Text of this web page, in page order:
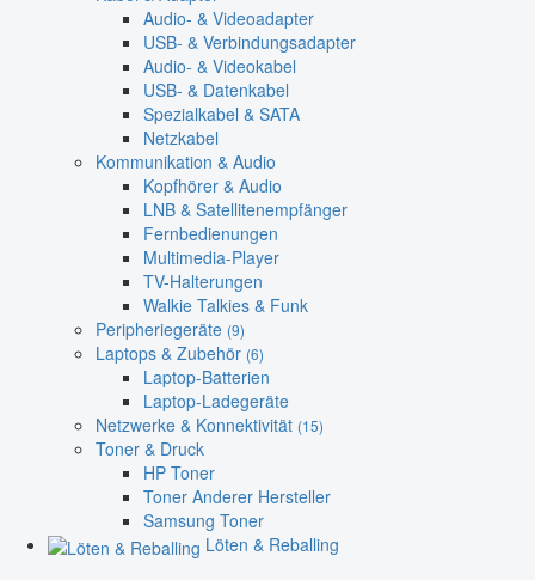
Audio- & Videoadapter
USB- & Verbindungsadapter
Audio- & Videokabel
USB- & Datenkabel
Spezialkabel & SATA
Netzkabel
Kommunikation & Audio
Kopfhörer & Audio
LNB & Satellitenempfänger
Fernbedienungen
Multimedia-Player
TV-Halterungen
Walkie Talkies & Funk
Peripheriegeräte (9)
Laptops & Zubehör (6)
Laptop-Batterien
Laptop-Ladegeräte
Netzwerke & Konnektivität (15)
Toner & Druck
HP Toner
Toner Anderer Hersteller
Samsung Toner
Löten & Reballing